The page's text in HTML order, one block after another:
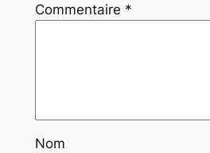
Commentaire *
Nom